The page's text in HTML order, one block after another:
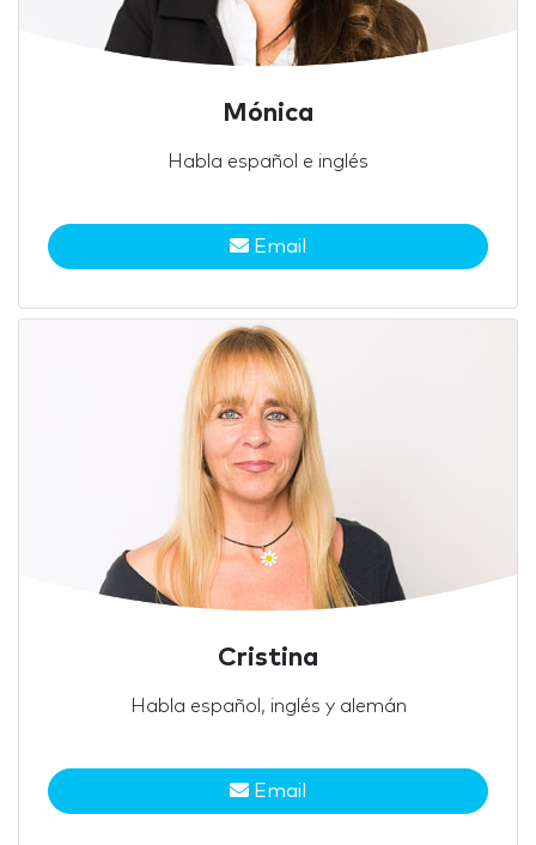
Mónica
Habla español e inglés
Email
Cristina
Habla español, inglés y alemán
Email